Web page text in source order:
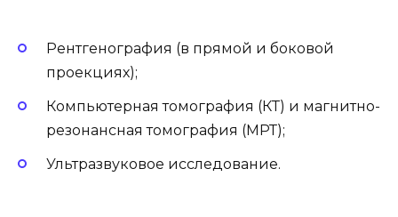
Рентгенография (в прямой и боковой
проекциях);
Компьютерная томография (КТ) и магнитно-
резонансная томография (МРТ);
Ультразвуковое исследование.